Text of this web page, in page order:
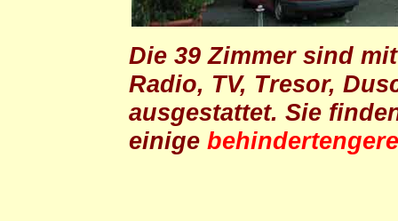
Die 39 Zimmer sind
Radio, TV, Tresor,
ausgestattet. Sie
einige